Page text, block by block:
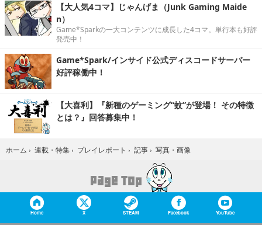
【大人気4コマ】じゃんげま（Junk Gaming Maide
n）
Game*Sparkの一大コンテンツに成長した4コマ。単行本も好評
発売中！
Game*Spark/インサイド公式ディスコードサーバー
好評稼働中！
【大喜利】『新種のゲーミング“蚊”が登場！ その特徴
とは？』回答募集中！
ホーム › 連載・特集 › プレイレポート › 記事 › 写真・画像
Home X STEAM Facebook YouTube